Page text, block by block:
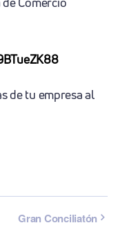
de tu empresa al
Gran Conciliatón